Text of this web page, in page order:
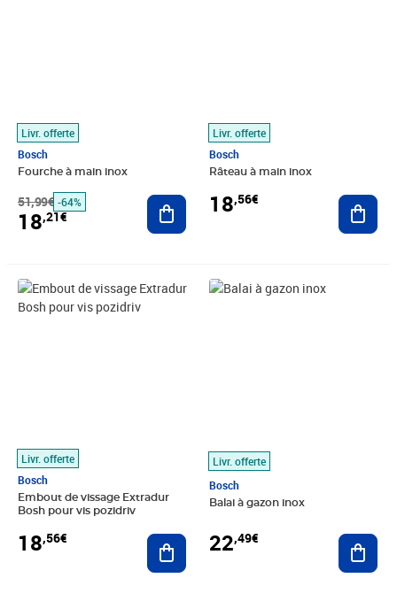
Livr. offerte
Bosch
Fourche à main inox
51,99€ -64%
18,21€
Ajouter au panier
Livr. offerte
Bosch
Râteau à main inox
18,56€
Livr. offerte
Bosch
Embout de vissage Extradur
Bosh pour vis pozidriv
18,56€
Prix 18,56€
Ajouter au panier
Livr. offerte
Bosch
Balai à gazon inox
22,49€
Prix 22,49€